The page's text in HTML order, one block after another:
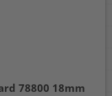
78800 18mm